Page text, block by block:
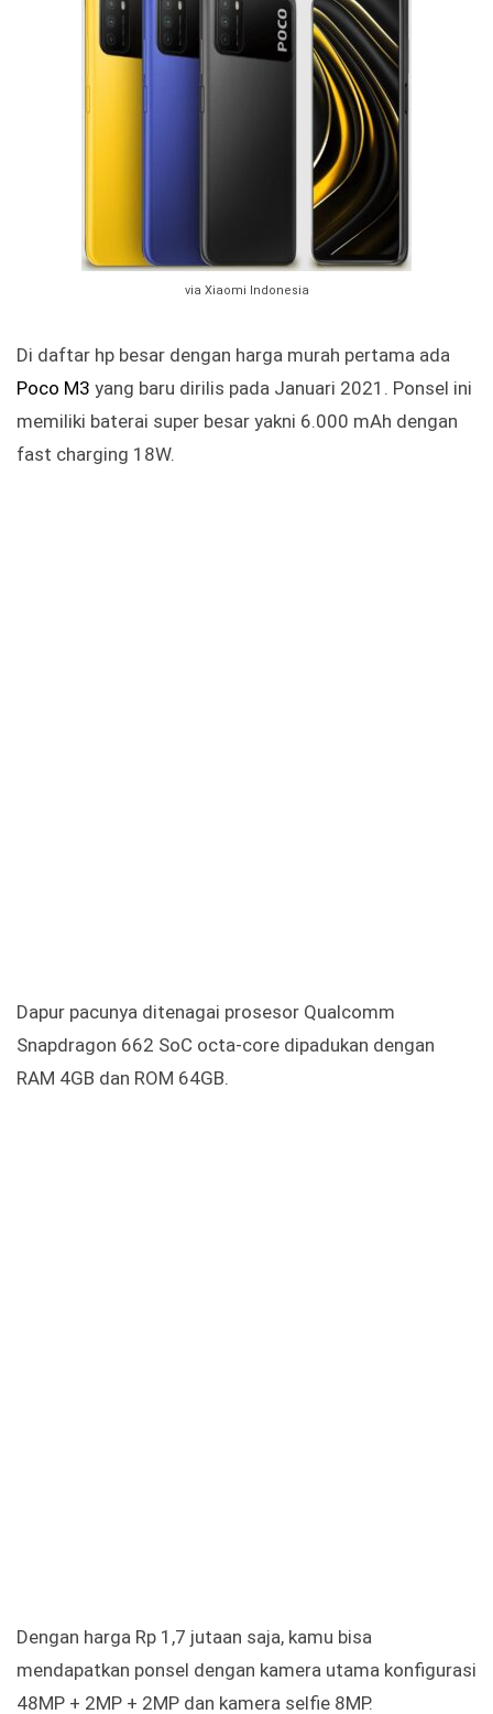
via Xiaomi Indonesia
Di daftar hp besar dengan harga murah pertama ada
Poco M3 yang baru dirilis pada Januari 2021. Ponsel ini
memiliki baterai super besar yakni 6.000 mAh dengan
fast charging 18W.
Dapur pacunya ditenagai prosesor Qualcomm
Snapdragon 662 SoC octa-core dipadukan dengan
RAM 4GB dan ROM 64GB.
Dengan harga Rp 1,7 jutaan saja, kamu bisa
mendapatkan ponsel dengan kamera utama konfigurasi
48MP + 2MP + 2MP dan kamera selfie 8MP.